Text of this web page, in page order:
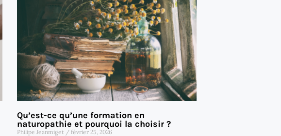
Qu’est-ce qu’une formation en
naturopathie et pourquoi la choisir ?
Philipe Jeanmiget février 25, 2026